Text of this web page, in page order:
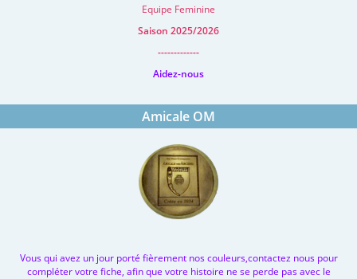
Equipe Feminine
Saison 2025/2026
-------------
Aidez-nous
Amicale OM
Vous qui avez un jour porté fièrement nos couleurs,contactez nous pour
compléter votre fiche, afin que votre histoire ne se perde pas avec le